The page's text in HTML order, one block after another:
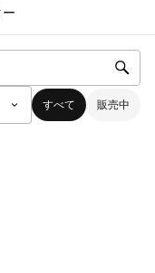
ー
すべて 販売中